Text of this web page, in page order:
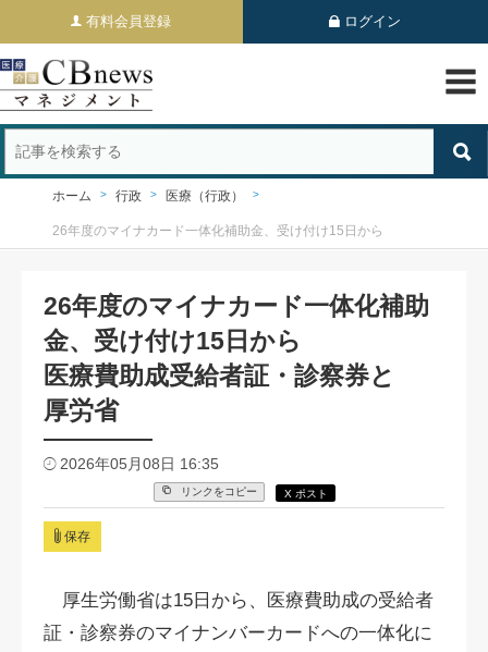
有料会員登録 ログイン
ホーム 行政 医療（行政）
26年度のマイナカード一体化補助金、受け付け15日から
26年度のマイナカード一体化補助
金、受け付け15日から
医療費助成受給者証・診察券と
厚労省
2026年05月08日 16:35
リンクをコピー X ポスト
保存
厚生労働省は15日から、医療費助成の受給者
証・診察券のマイナンバーカードへの一体化に